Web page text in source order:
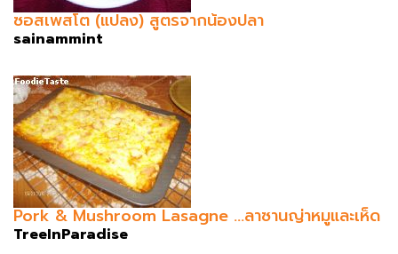
ซอสเพสโต (แปลง) สูตรจากน้องปลา
sainammint
Pork & Mushroom Lasagne ...ลาซานญ่าหมูและเห็ด
TreeInParadise